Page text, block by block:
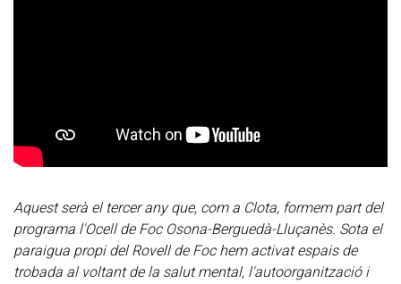
Aquest serà el tercer any que, com a Clota, formem part del
programa l'Ocell de Foc Osona-Berguedà-Lluçanès. Sota el
paraigua propi del Rovell de Foc hem activat espais de
trobada al voltant de la salut mental, l'autoorganització i